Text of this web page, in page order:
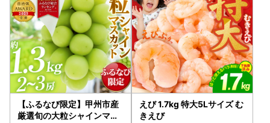
【ふるなび限定】甲州市産
厳選旬の大粒シャインマス
えび 1.7kg 特大5Lサイズ む
きえび